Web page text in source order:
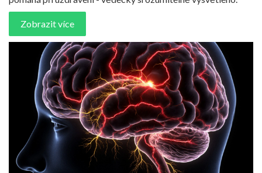
Zobrazit více